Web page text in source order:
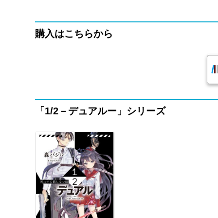
購入はこちらから
「1/2－デュアルー」シリーズ